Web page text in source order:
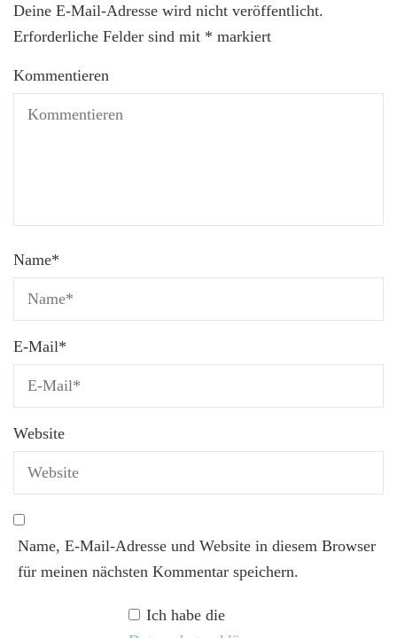
Deine E-Mail-Adresse wird nicht veröffentlicht.
Erforderliche Felder sind mit * markiert
Kommentieren
Name*
E-Mail*
Website
Name, E-Mail-Adresse und Website in diesem Browser
für meinen nächsten Kommentar speichern.
Ich habe die